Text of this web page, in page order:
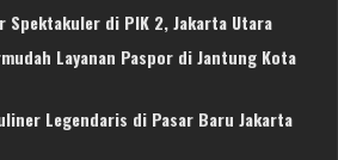
Spektakuler di PIK 2, Jakarta Utara
Layanan Paspor di Jantung Kota
Legendaris di Pasar Baru Jakarta